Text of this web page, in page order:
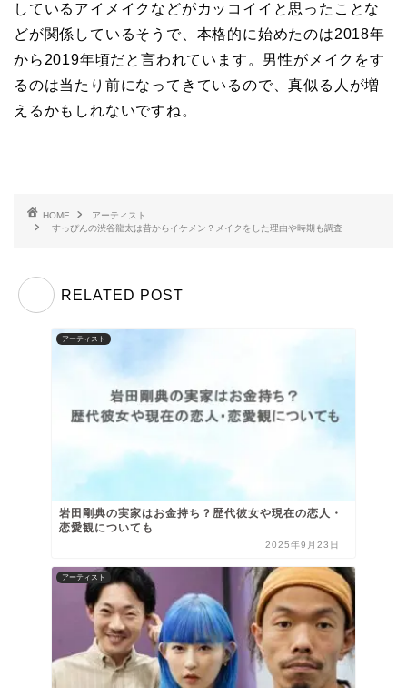
しているアイメイクなどがカッコイイと思ったことな
どが関係しているそうで、本格的に始めたのは2018年
から2019年頃だと言われています。男性がメイクをす
るのは当たり前になってきているので、真似る人が増
えるかもしれないですね。
HOME
アーティスト
すっぴんの渋谷龍太は昔からイケメン？メイクをした理由や時期も調査
RELATED POST
アーティスト
岩田剛典の実家はお金持ち？歴代彼女や現在の恋人・
恋愛観についても
2025年9月23日
アーティスト